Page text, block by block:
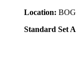
Location:
Standard Set